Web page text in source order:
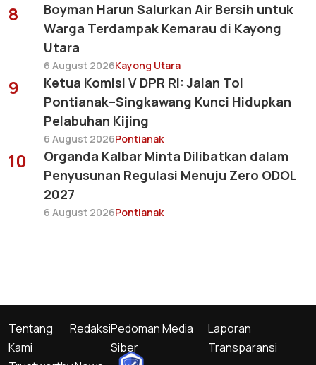
8
Boyman Harun Salurkan Air Bersih untuk
Warga Terdampak Kemarau di Kayong
Utara
6 August 2026Kayong Utara
9
Ketua Komisi V DPR RI: Jalan Tol
Pontianak–Singkawang Kunci Hidupkan
Pelabuhan Kijing
6 August 2026Pontianak
10
Organda Kalbar Minta Dilibatkan dalam
Penyusunan Regulasi Menuju Zero ODOL
2027
6 August 2026Pontianak
Tentang
Kami
RedaksiPedoman Media
Siber
Laporan
Transparansi